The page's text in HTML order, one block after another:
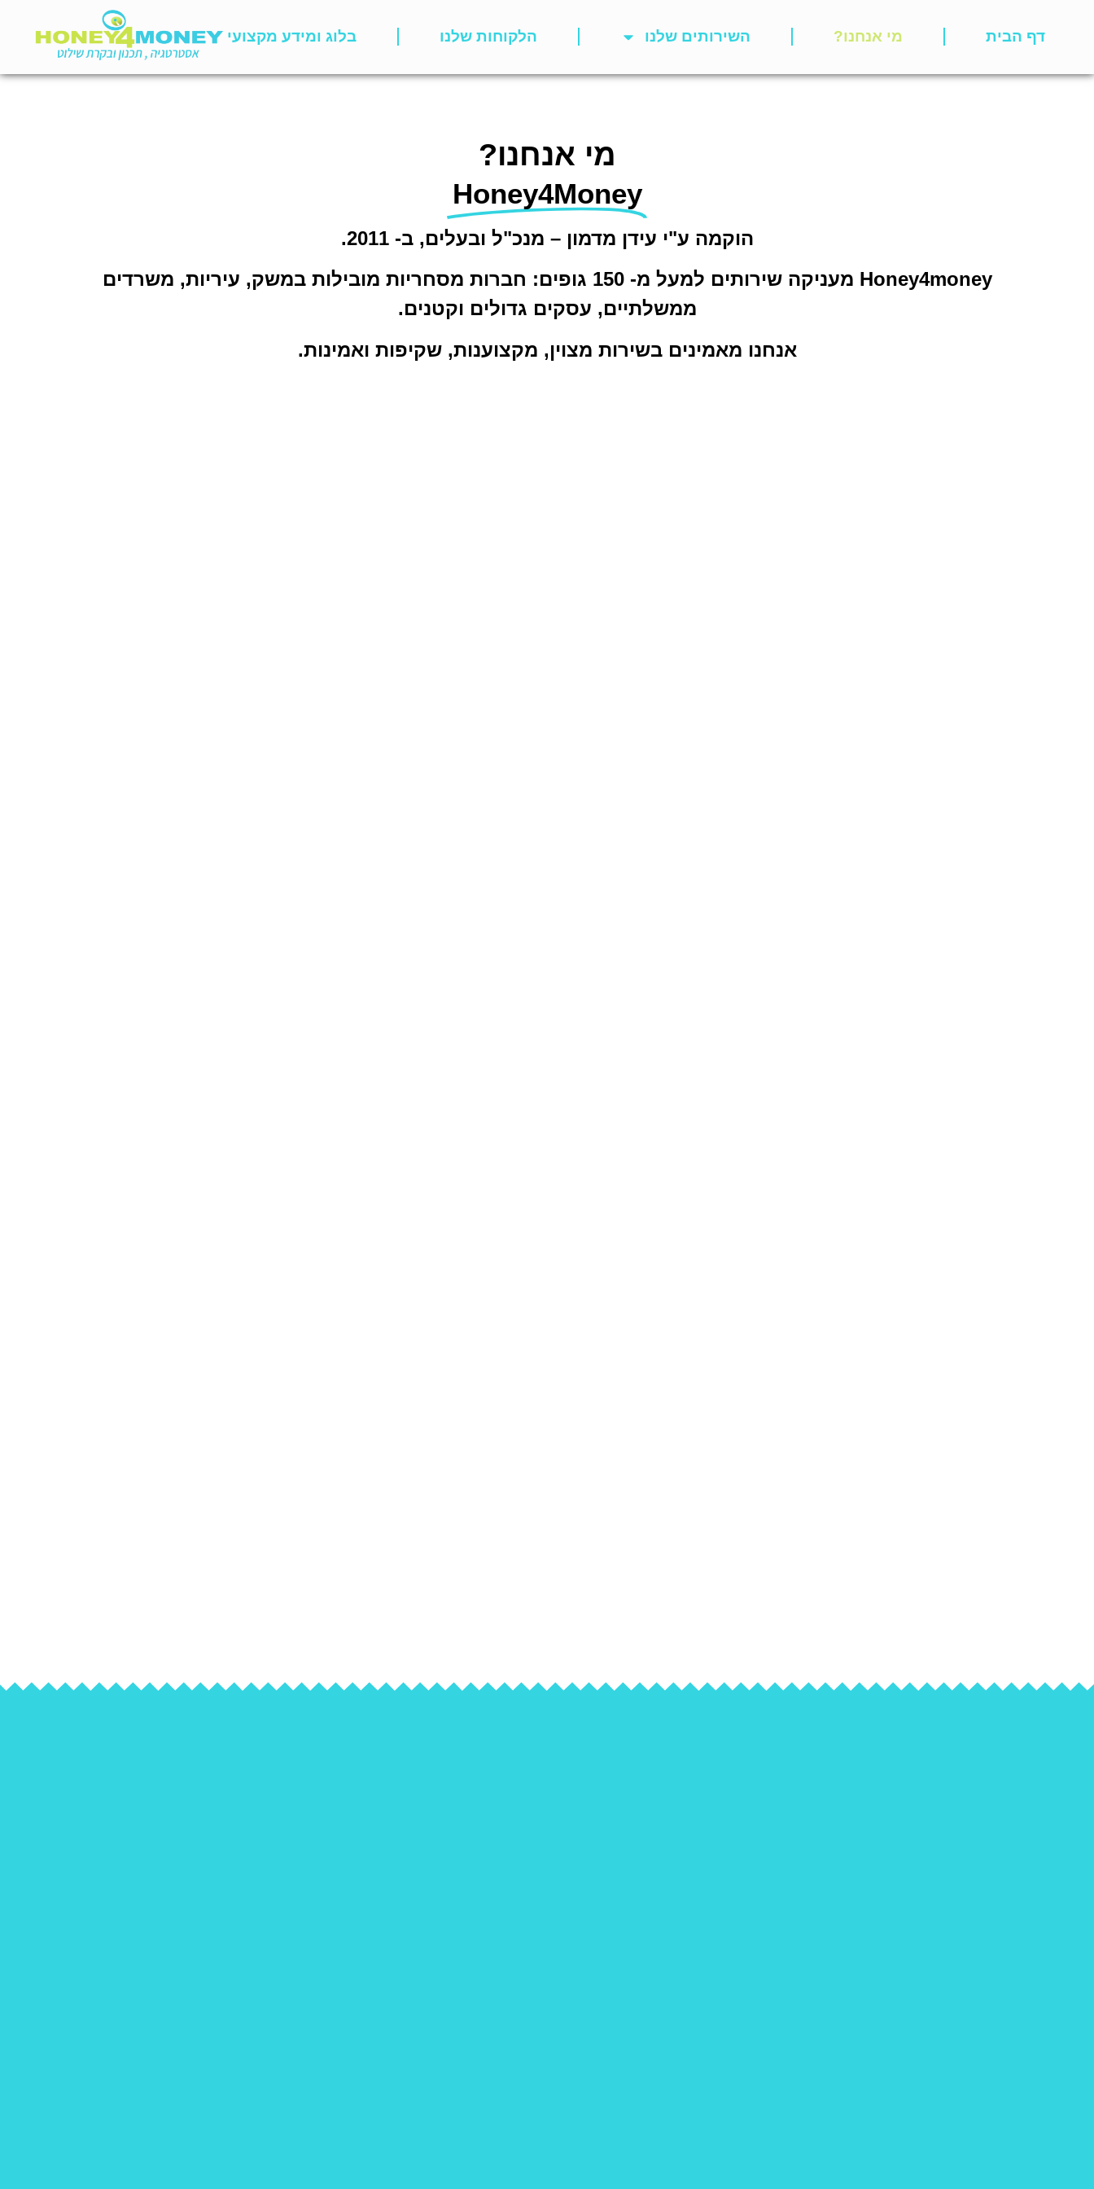
דף הבית מי אנחנו? השירותים שלנו הלקוחות שלנו בלוג ומידע מקצועי
מי אנחנו?
Honey4Money
הוקמה ע"י עידן מדמון – מנכ"ל ובעלים, ב- 2011.
Honey4money מעניקה שירותים למעל מ- 150 גופים: חברות מסחריות מובילות במשק, עיריות, משרדים
ממשלתיים, עסקים גדולים וקטנים.
אנחנו מאמינים בשירות מצוין, מקצוענות, שקיפות ואמינות.